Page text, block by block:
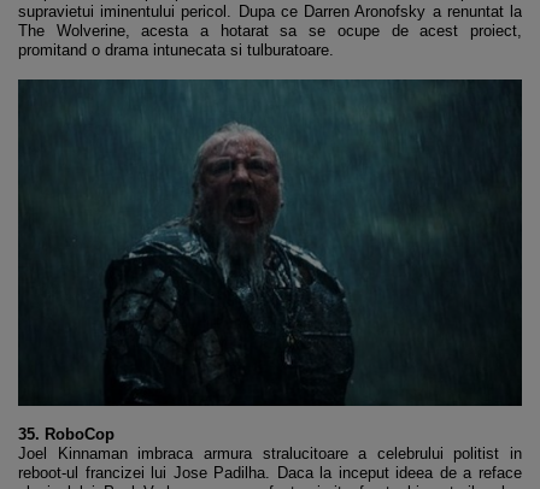
supravietui iminentului pericol. Dupa ce Darren Aronofsky a renuntat la
The Wolverine, acesta a hotarat sa se ocupe de acest proiect,
promitand o drama intunecata si tulburatoare.
35. RoboCop
Joel Kinnaman imbraca armura stralucitoare a celebrului politist in
reboot-ul francizei lui Jose Padilha. Daca la inceput ideea de a reface